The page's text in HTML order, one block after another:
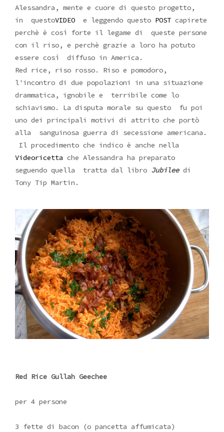
Alessandra, mente e cuore di questo progetto,
in questoVIDEO e leggendo questo POST capirete
perchè è così forte il legame di queste persone
con il riso, e perchè grazie a loro ha potuto
essere così diffuso in America.
Red rice, riso rosso. Riso e pomodoro,
l'incontro di due popolazioni in una situazione
drammatica, ignobile e terribile come lo
schiavismo. La disputa morale su questo fu poi
uno dei principali motivi di attrito che portò
alla sanguinosa guerra di secessione americana.
Il procedimento che indico è anche nella
Videoricetta che Alessandra ha preparato
seguendo quella tratta dal libro Jubileedi
Tony Tip Martin.
Red Rice Gullah Geechee
per 4 persone
3 fette di bacon (o pancetta affumicata)